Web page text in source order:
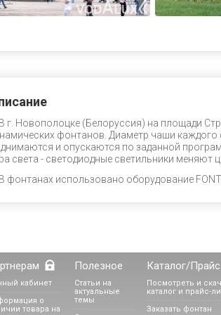
В г. Новополоцке (Белоруссия) на площади
фонтанов. Диаметр чаши
и опускаются по заданной
света - светодиодные светильники меняют
В фонтанах использовано оборудование
кабинет
о
товара на
Полезное
Статьи на
актуальные
темы
Каталог/
Посмотреть и
каталог и прайс-
Заказать фонтан